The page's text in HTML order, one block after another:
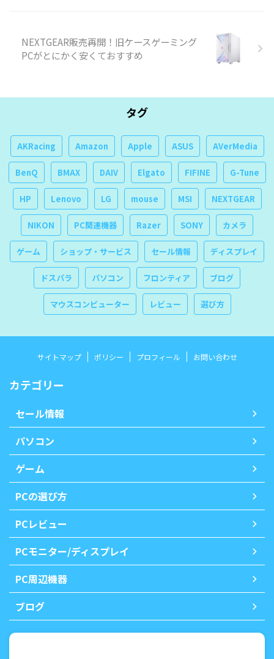
NEXTGEAR販売再開！旧ケースゲーミング
PCがとにかく安くておすすめ
タグ
AKRacing Amazon Apple ASUS AVerMedia
BenQ BMAX DAIV Elgato FIFINE G-Tune
HP Lenovo LG mouse MSI NEXTGEAR
NIKON PC関連機器 Razer SONY カメラ
ゲーム ショップ・サービス セール情報 ディスプレイ
ドスパラ パソコン フロンティア ブログ
マウスコンピューター レビュー 選び方
サイトマップ ポリシー プロフィール お問い合わせ
カテゴリー
セール情報
パソコン
ゲーム
PCの選び方
PCレビュー
PCモニター/ディスプレイ
PC周辺機器
ブログ